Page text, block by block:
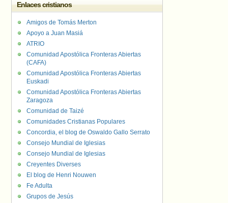
Enlaces cristianos
Amigos de Tomás Merton
Apoyo a Juan Masiá
ATRIO
Comunidad Apostólica Fronteras Abiertas
(CAFA)
Comunidad Apostólica Fronteras Abiertas
Euskadi
Comunidad Apostólica Fronteras Abiertas
Zaragoza
Comunidad de Taizé
Comunidades Cristianas Populares
Concordia, el blog de Oswaldo Gallo Serrato
Consejo Mundial de Iglesias
Consejo Mundial de Iglesias
Creyentes Diverses
El blog de Henri Nouwen
Fe Adulta
Grupos de Jesús